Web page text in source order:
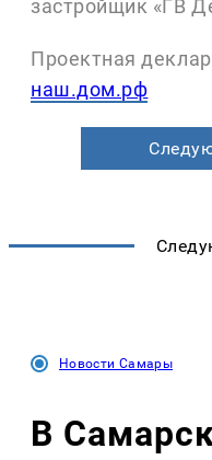
застройщик «ГВ
Проектная
наш.дом.рф
Новости Самары
В